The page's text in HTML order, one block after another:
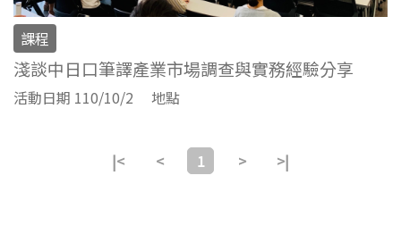
課程
淺談中日口筆譯產業市場調查與實務經驗分享
活動日期 110/10/2 地點
|< < 1 > >|